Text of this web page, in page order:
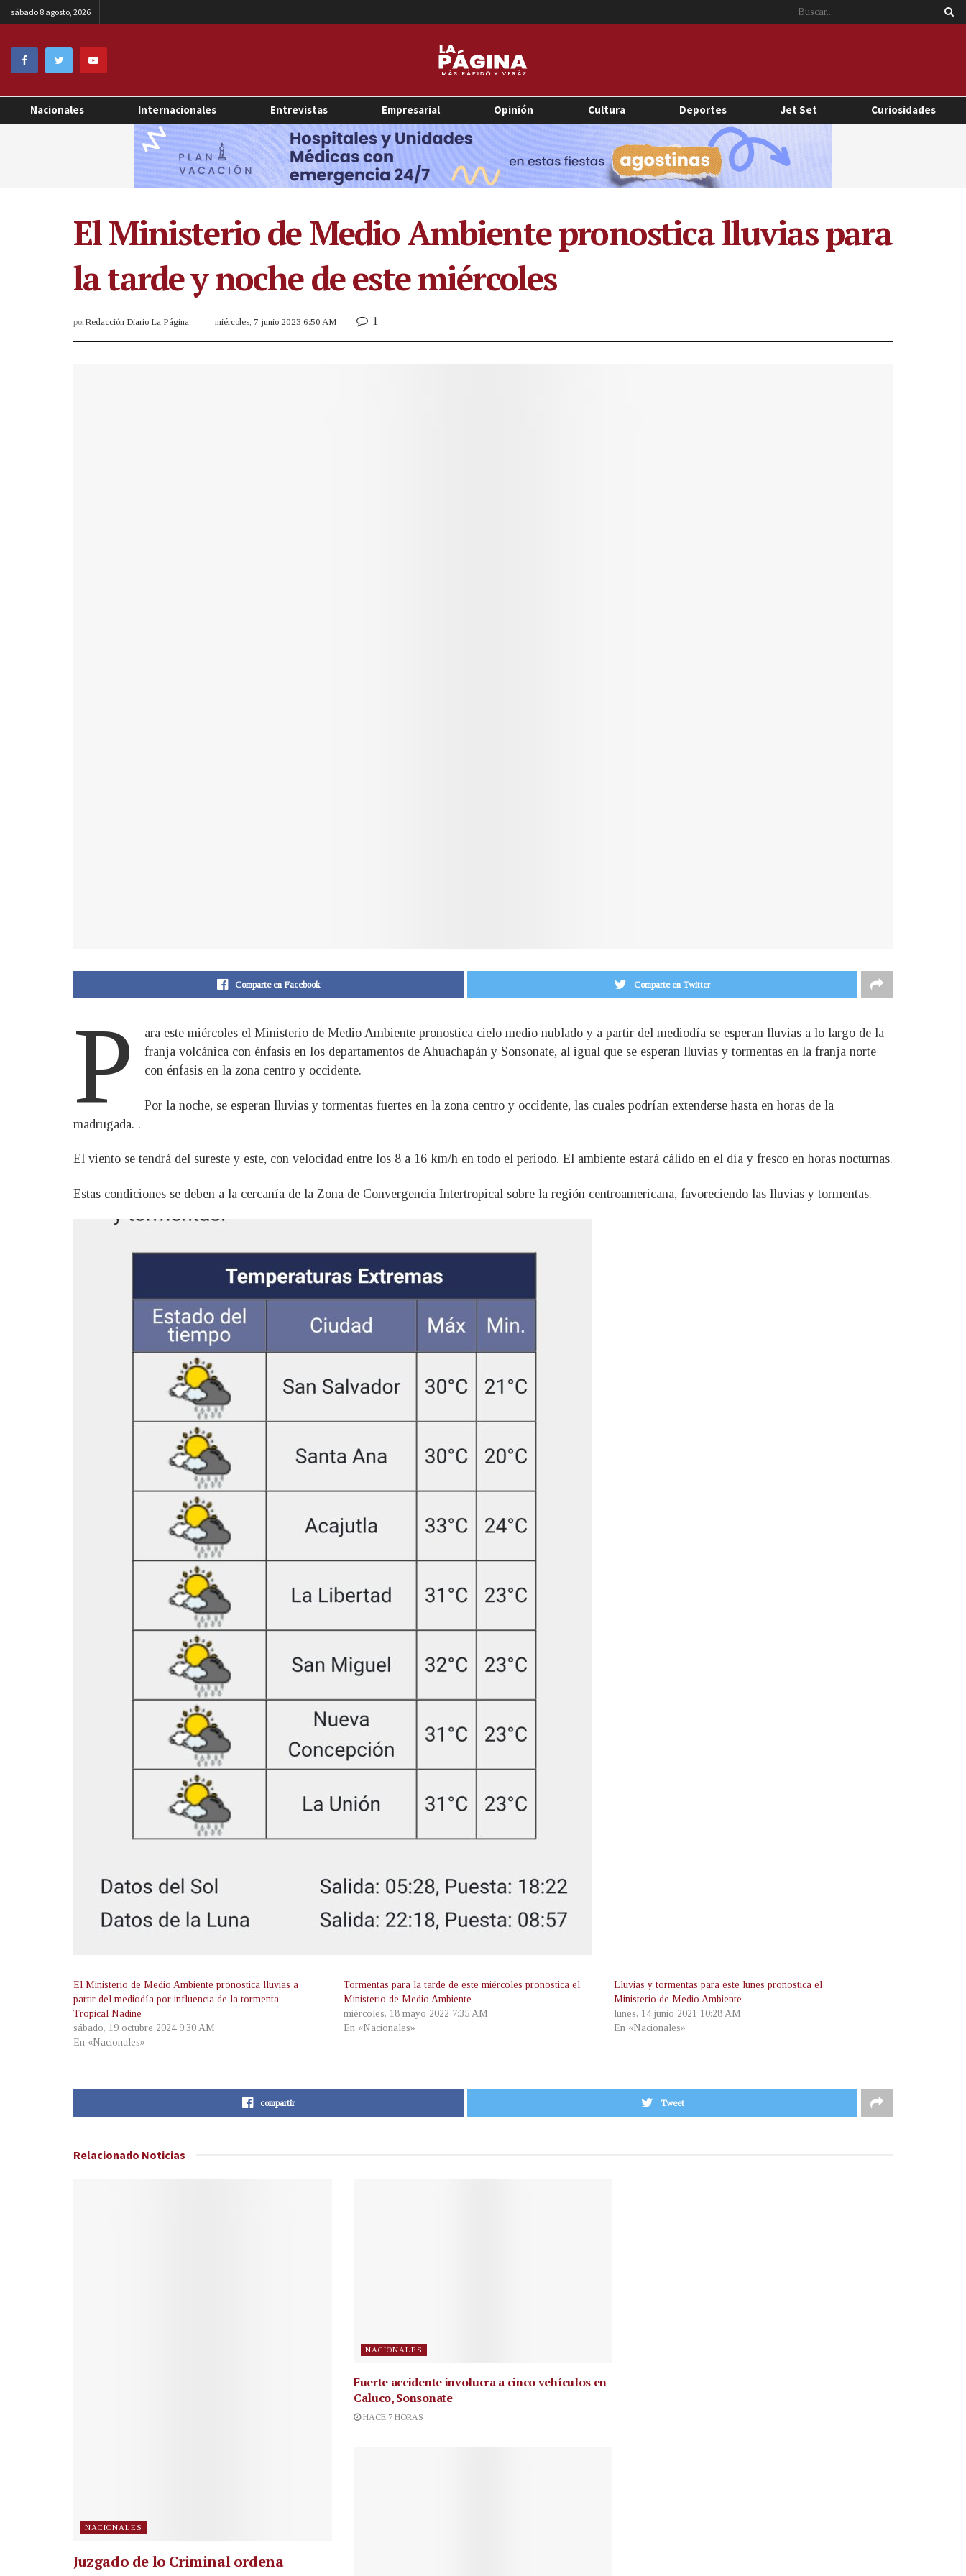
sábado 8 agosto, 2026
Nacionales Internacionales Entrevistas Empresarial Opinión Cultura Deportes Jet Set Curiosidades
El Ministerio de Medio Ambiente pronostica lluvias para
la tarde y noche de este miércoles
porRedacción Diario La Página miércoles, 7 junio 2023 6:50 AM 1
Comparte en Facebook Comparte en Twitter
P
ara este miércoles el Ministerio de Medio Ambiente pronostica cielo medio nublado y a partir del mediodía se esperan lluvias a lo largo de la
franja volcánica con énfasis en los departamentos de Ahuachapán y Sonsonate, al igual que se esperan lluvias y tormentas en la franja norte
con énfasis en la zona centro y occidente.
Por la noche, se esperan lluvias y tormentas fuertes en la zona centro y occidente, las cuales podrían extenderse hasta en horas de la
madrugada. .
El viento se tendrá del sureste y este, con velocidad entre los 8 a 16 km/h en todo el periodo. El ambiente estará cálido en el día y fresco en horas nocturnas.
Estas condiciones se deben a la cercanía de la Zona de Convergencia Intertropical sobre la región centroamericana, favoreciendo las lluvias y tormentas.
El Ministerio de Medio Ambiente pronostica lluvias a
partir del mediodía por influencia de la tormenta
Tropical Nadine
sábado, 19 octubre 2024 9:30 AM
En «Nacionales»
Tormentas para la tarde de este miércoles pronostica el
Ministerio de Medio Ambiente
miércoles, 18 mayo 2022 7:35 AM
En «Nacionales»
Lluvias y tormentas para este lunes pronostica el
Ministerio de Medio Ambiente
lunes, 14 junio 2021 10:28 AM
En «Nacionales»
compartir Tweet
Relacionado Noticias
NACIONALES
Juzgado de lo Criminal ordena
NACIONALES
Fuerte accidente involucra a cinco vehículos en
Caluco, Sonsonate
HACE 7 HORAS